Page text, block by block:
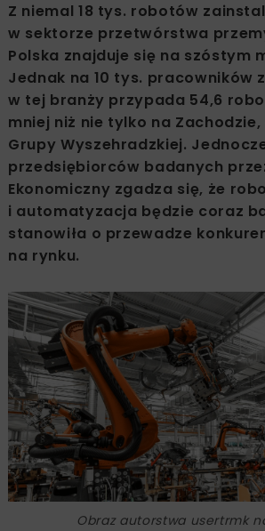
Z niemal 18 tys. robotów
w sektorze przetwórstwa
Polska znajduje się na szóstym
Jednak na 10 tys. pracowników
w tej branży przypada 54,6
mniej niż nie tylko na
Grupy Wyszehradzkiej.
przedsiębiorców badanych
Ekonomiczny zgadza się, że
i automatyzacja będzie coraz
stanowiła o przewadze
na rynku.
Obraz autorstwa usertrmk